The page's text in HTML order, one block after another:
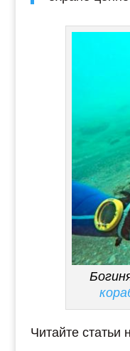
Читайте статьи